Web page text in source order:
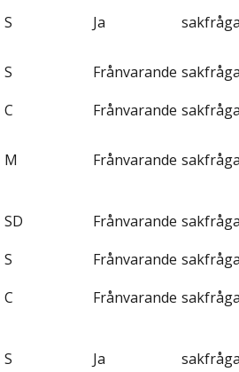
S Ja
S Frånvarande
C Frånvarande
M Frånvarande
SD Frånvarande
S Frånvarande
C Frånvarande
S Ja